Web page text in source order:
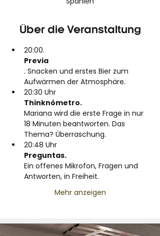
Über die Veranstaltung
20:00.
Previa
. Snacken und erstes Bier zum
Aufwärmen der Atmosphäre.
20:30 Uhr
Thinknómetro.
Mariana wird die erste Frage in nur
18 Minuten beantworten. Das
Thema? Überraschung.
20:48 Uhr
Preguntas.
Ein offenes Mikrofon, Fragen und
Antworten, in Freiheit.
Mehr anzeigen